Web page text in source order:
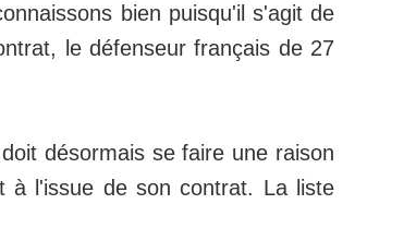
bien puisqu'il s'agit de
le défenseur français de 27
désormais se faire une raison
à l'issue de son contrat. La liste